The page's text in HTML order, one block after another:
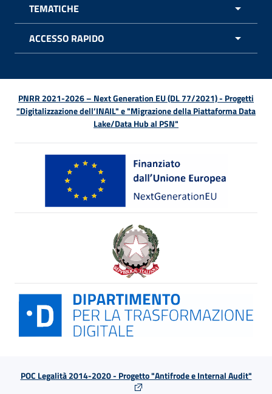
TEMATICHE
ACCESSO RAPIDO
PNRR 2021-2026 – Next Generation EU (DL 77/2021) - Progetti
"Digitalizzazione dell’INAIL" e "Migrazione della Piattaforma Data
Lake/Data Hub al PSN"
POC Legalità 2014-2020 - Progetto "Antifrode e Internal Audit"